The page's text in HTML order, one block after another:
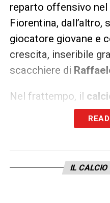
reparto offensivo
Fiorentina, dall’altro,
giocatore giovane e
crescita, inseribile
scacchiere di
Nel frattempo, il
resta molto attivo
società impegnata a
nella massima serie.
ai giovani di talento
IL CALCIO